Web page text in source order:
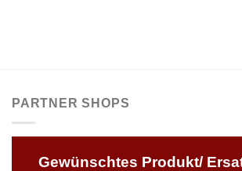
PARTNER SHOPS
Gewünschtes Produkt/